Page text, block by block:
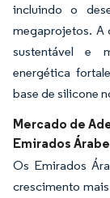
incluindo o
megaprojetos. A
sustentável e
energética
base de silicone
Mercado de
Emirados
Os Emirados
crescimento